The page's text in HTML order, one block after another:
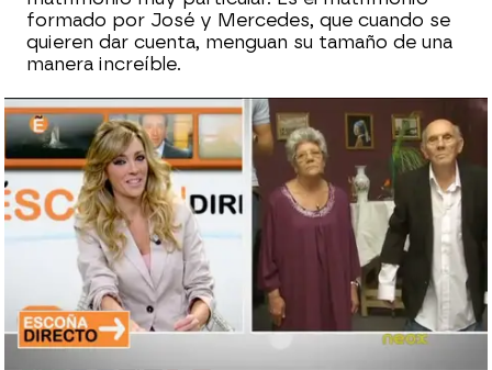
formado por José y Mercedes, que cuando se
quieren dar cuenta, menguan su tamaño de una
manera increíble.
neox
Madrid
Publicado:15 de septiembre de 2011, 18:09